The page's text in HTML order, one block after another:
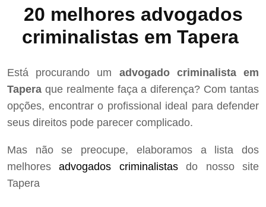
20 melhores advogados
criminalistas em Tapera
Está procurando um advogado criminalista em
Tapera que realmente faça a diferença? Com tantas
opções, encontrar o profissional ideal para defender
seus direitos pode parecer complicado.
Mas não se preocupe, elaboramos a lista dos
melhoresadvogados criminalistasdo nosso site
Tapera